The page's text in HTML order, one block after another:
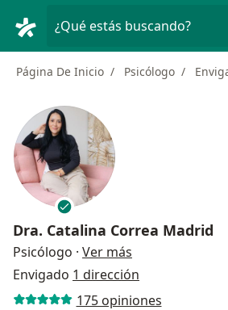
¿Qué estás buscando?
Página De Inicio Psicólogo
Dra. Catalina Correa Madrid
Psicólogo · Ver más
Envigado 1 dirección
175 opiniones